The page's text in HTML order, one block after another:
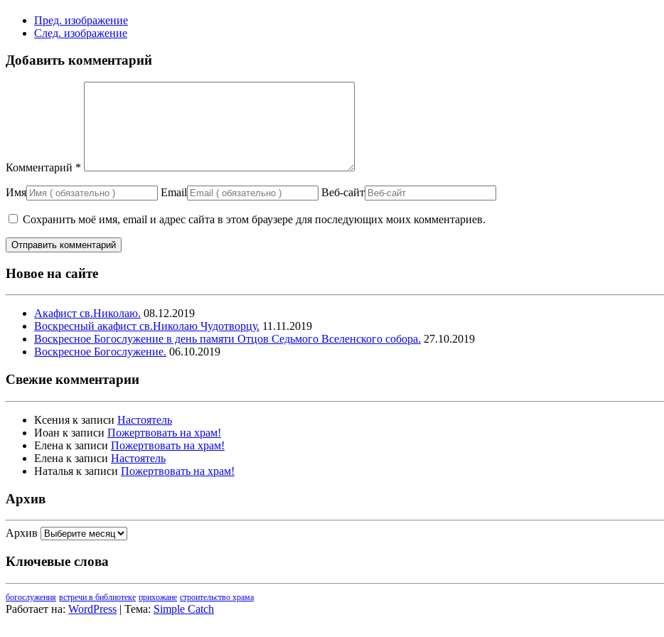
Пред. изображение
След. изображение
Добавить комментарий
Комментарий *
Имя Email Веб-сайт
Сохранить моё имя, email и адрес сайта в этом браузере для последующих моих комментариев.
Новое на сайте
Акафист св.Николаю. 08.12.2019
Воскресный акафист св.Николаю Чудотворцу. 11.11.2019
Воскресное Богослужение в день памяти Отцов Седьмого Вселенского собора. 27.10.2019
Воскресное Богослужение. 06.10.2019
Свежие комментарии
Ксения к записи Настоятель
Иоан к записи Пожертвовать на храм!
Елена к записи Пожертвовать на храм!
Елена к записи Настоятель
Наталья к записи Пожертвовать на храм!
Архив
Архив
Ключевые слова
богослужения встречи в библиотеке прихожане строительство храма
Работает на: WordPress | Тема: Simple Catch